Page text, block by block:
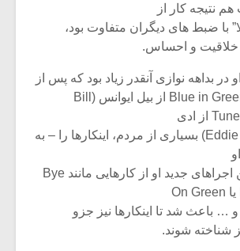
نتیجه کار از
با ضبط های دیگران متفاوت بود،
خلاقیت و احساس.
در بداهه نوازی آنقدر زیاد بود که پس از
اجراهایی مانند Blue in Green از بیل ایوانس (Bill
وینسن (Eddie Vinson) بسیاری از مردم، اینکارها را – به
پنداشتند. همچنین اجراهای جدید او از کارهایی مانند Bye
Dolphin Street و … باعث شد تا اینکارها نیز جزو
شناخته شوند.